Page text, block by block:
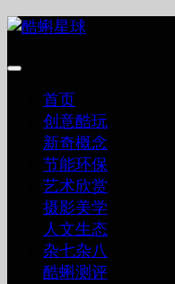
跳
内
首页
创意酷玩
新奇概念
节能环保
艺术欣赏
摄影美学
人文生态
杂七杂八
酷蝌测评